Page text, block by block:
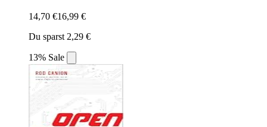
14,70 €16,99 €
Du sparst 2,29 €
13% Sale